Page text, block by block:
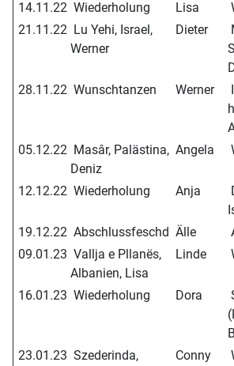
14.11.22 Wiederholung Lisa
21.11.22 Lu Yehi, Israel,
Werner
Dieter
28.11.22 Wunschtanzen Werner
05.12.22 Masâr, Palästina,
Deniz
Angela
12.12.22 Wiederholung Anja
19.12.22 Abschlussfeschd Älle
09.01.23 Vallja e Pllanës,
Albanien, Lisa
Linde
16.01.23 Wiederholung Dora
23.01.23 Szederinda,
Conny